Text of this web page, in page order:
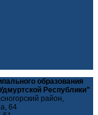
образования
Республики"
район,
64